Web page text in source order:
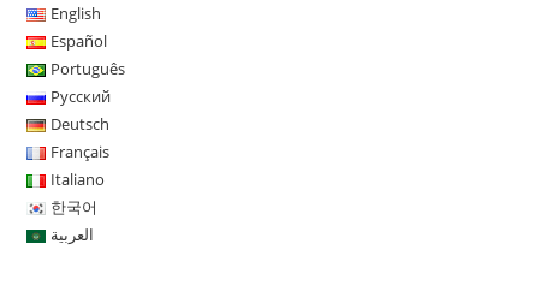
English
Español
Português
Русский
Deutsch
Français
Italiano
한국어
العربية